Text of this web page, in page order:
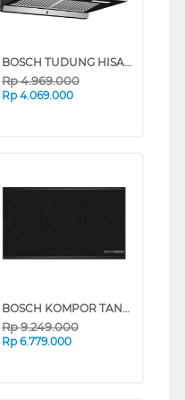
BOSCH TUDUNG HISAP ASAP CHIMNEY WALL HOOD DWBA68J60I_
Rp4.969.000
Rp 4.069.000
BOSCH KOMPOR TANAM INDUKSI BUILT IN HOB INDUCTION PPI8256XVN_
Rp9.249.000
Rp 6.779.000